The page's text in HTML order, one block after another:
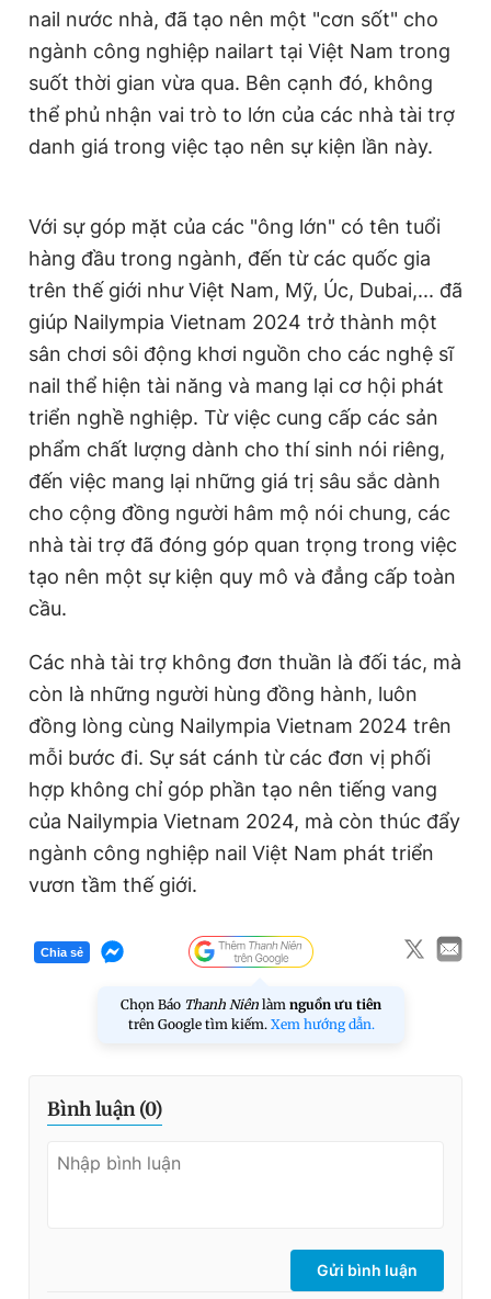
Theo dõi báo trên
0906 645 777
Liên hệ quảng cáo
0908 780 404
Tổng biên tập: Nguyễn Ngọc Toàn
Phó tổng biên tập thường trực: Hải Thành
Phó tổng biên tập: Lâm Hiếu Dũng
Phó tổng biên tập: Trần Việt Hưng
Tổng thư ký tòa soạn: Đức Trung
Giấy phép xuất bản số 110/GP - BTTTT cấp ngày 24.3.2020
© 2003-2026 Bản quyền thuộc về Báo Thanh Niên. Cấm sao
chép dưới mọi hình thức nếu không có sự chấp thuận bằng văn
bản. Phát triển bởi ePi Technologies, JSC.
nail nước nhà, đã tạo nên một "cơn sốt" cho
ngành công nghiệp nailart tại Việt Nam trong
suốt thời gian vừa qua. Bên cạnh đó, không
thể phủ nhận vai trò to lớn của các nhà tài trợ
danh giá trong việc tạo nên sự kiện lần này.
Với sự góp mặt của các "ông lớn" có tên tuổi
hàng đầu trong ngành, đến từ các quốc gia
trên thế giới như Việt Nam, Mỹ, Úc, Dubai,... đã
giúp Nailympia Vietnam 2024 trở thành một
sân chơi sôi động khơi nguồn cho các nghệ sĩ
nail thể hiện tài năng và mang lại cơ hội phát
triển nghề nghiệp. Từ việc cung cấp các sản
phẩm chất lượng dành cho thí sinh nói riêng,
đến việc mang lại những giá trị sâu sắc dành
cho cộng đồng người hâm mộ nói chung, các
nhà tài trợ đã đóng góp quan trọng trong việc
tạo nên một sự kiện quy mô và đẳng cấp toàn
cầu.
Các nhà tài trợ không đơn thuần là đối tác, mà
còn là những người hùng đồng hành, luôn
đồng lòng cùng Nailympia Vietnam 2024 trên
mỗi bước đi. Sự sát cánh từ các đơn vị phối
hợp không chỉ góp phần tạo nên tiếng vang
của Nailympia Vietnam 2024, mà còn thúc đẩy
ngành công nghiệp nail Việt Nam phát triển
vươn tầm thế giới.
Chia sẻ
Chọn Báo Thanh Niên làm nguồn ưu tiên
trên Google tìm kiếm. Xem hướng dẫn.
Bình luận (0)
Gửi bình luận